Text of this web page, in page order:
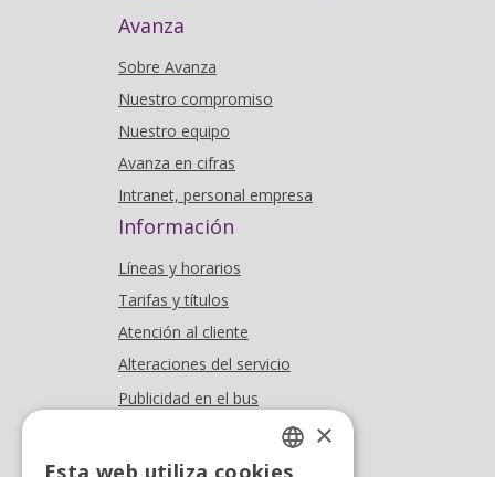
Avanza
Sobre Avanza
Nuestro compromiso
Nuestro equipo
Avanza en cifras
Intranet, personal empresa
Información
Líneas y horarios
Tarifas y títulos
Atención al cliente
Alteraciones del servicio
Publicidad en el bus
Oficina At. al cliente
×
Esta web utiliza cookies